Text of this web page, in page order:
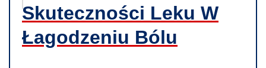
Skuteczności Leku W
Łagodzeniu Bólu